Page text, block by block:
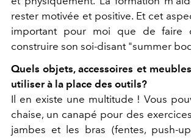
rester motivée et positive. Et cet
important pour moi que de faire
construire son soi-disant "summer
Quels objets, accessoires et
utiliser à la place des outils?
Il en existe une multitude ! Vous
chaise, un canapé pour des
jambes et les bras (fentes, push-